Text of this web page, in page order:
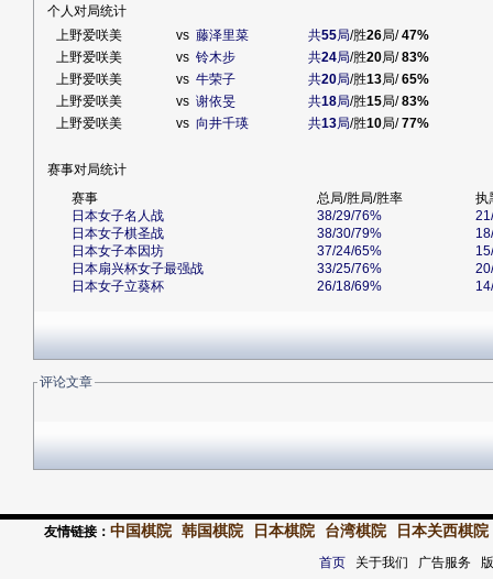
个人对局统计
上野爱咲美
vs 藤泽里菜 共55局/胜26局/47%
上野爱咲美
vs 铃木步 共24局/胜20局/83%
上野爱咲美
vs 牛荣子 共20局/胜13局/65%
上野爱咲美
vs 谢依旻 共18局/胜15局/83%
上野爱咲美
vs 向井千瑛 共13局/胜10局/77%
赛事对局统计
赛事
总局/胜局/胜率
执
日本女子名人战
38/29/76%
日本女子棋圣战
38/30/79%
日本女子本因坊
37/24/65%
日本扇兴杯女子最强战
33/25/76%
日本女子立葵杯
26/18/69%
评论文章
友情链接： 中国棋院 韩国棋院 日本棋院 台湾棋院 日本关西棋院
首页关于我们 广告服务